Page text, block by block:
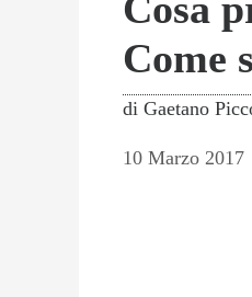
Cosa
Come
di Gaetano
10 Marzo 2017